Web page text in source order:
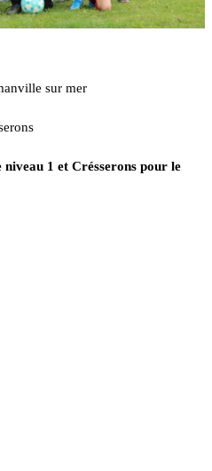
sur mer
1 et Crésserons pour le